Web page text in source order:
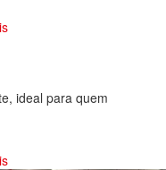
ideal para quem